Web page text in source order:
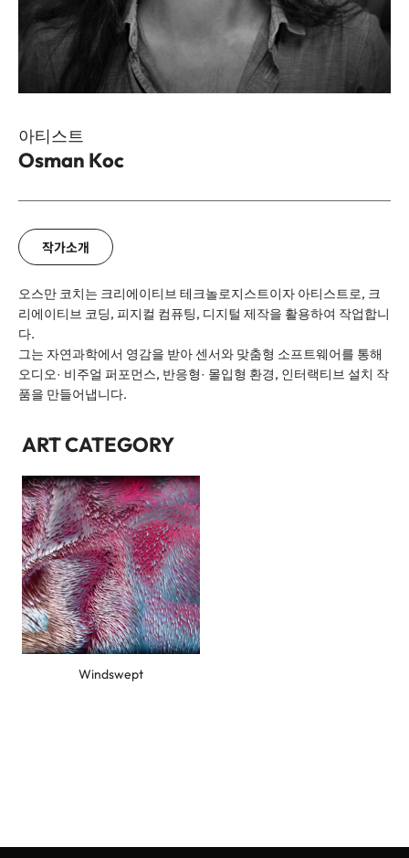
아티스트
Osman Koc
작가소개
오스만 코치는 크리에이티브 테크놀로지스트이자 아티스트로, 크
리에이티브 코딩, 피지컬 컴퓨팅, 디지털 제작을 활용하여 작업합니
다.
그는 자연과학에서 영감을 받아 센서와 맞춤형 소프트웨어를 통해
오디오· 비주얼 퍼포먼스, 반응형· 몰입형 환경, 인터랙티브 설치 작
품을 만들어냅니다.
ART CATEGORY
Windswept
이메일
문의내용
개인정보 수집 및 이용에 동의합니다.
내용보기
문의 / 등록하기